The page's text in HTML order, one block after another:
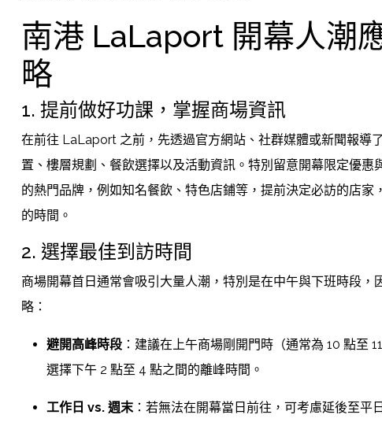
南港 LaLaport 開幕人潮
略
1. 提前做好功課，掌握商場資訊
在前往 LaLaport 之前，先透過官方網站、社群媒體或新聞報導
置、樓層規劃、餐飲選擇以及活動資訊。特別留意開幕限定優惠
的熱門品牌，例如知名餐飲、特色店鋪等，提前決定必訪的店家
的時間。
2. 選擇最佳到訪時間
商場開幕首日通常會吸引大量人潮，特別是在中午與下班時段，
略：
避開高峰時段 ：建議在上午商場剛開門時（通常為 10 點至
選擇下午 2 點至 4 點之間的離峰時間。
工作日 vs. 週末：若無法在開幕當日前往，可考慮延後至平